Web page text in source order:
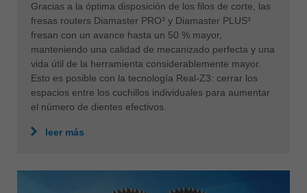
Gracias a la óptima disposición de los filos de corte, las
fresas routers Diamaster PRO³ y Diamaster PLUS³
fresan con un avance hasta un 50 % mayor,
manteniendo una calidad de mecanizado perfecta y una
vida útil de la herramienta considerablemente mayor.
Esto es posible con la tecnología Real-Z3: cerrar los
espacios entre los cuchillos individuales para aumentar
el número de dientes efectivos.
leer más